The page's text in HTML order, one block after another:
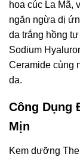
hoa cúc La Mã,
ngăn ngừa dị
da trắng hồng
Sodium
Ceramide cùng
da.
Công Dụng
Mịn
Kem dưỡng